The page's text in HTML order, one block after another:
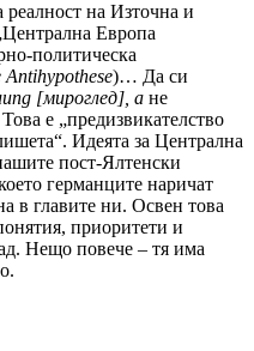
реалност на Източна и
Европа
политическа
)… Да си
[мироглед], а не
Това е „предизвикателство
Идеята за Централна
пост-Ялтенски
германците наричат
в главите ни. Освен това
приоритети и
Нещо повече – тя има